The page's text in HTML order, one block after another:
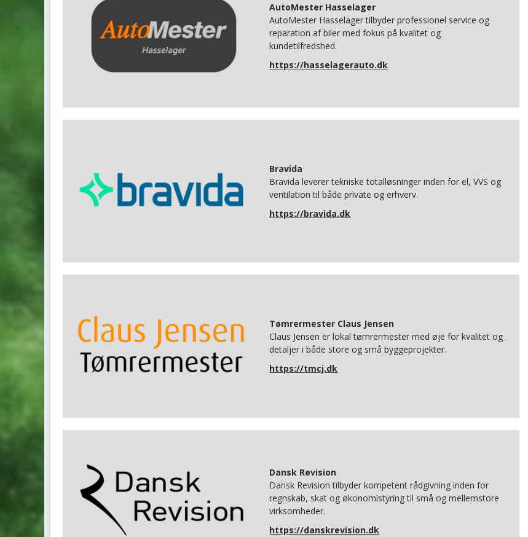
AutoMester Hasselager
AutoMester Hasselager tilbyder professionel service og
reparation af biler med fokus på kvalitet og
kundetilfredshed.
https://hasselagerauto.dk
Bravida
Bravida leverer tekniske totalløsninger inden for el, VVS og
ventilation til både private og erhverv.
https://bravida.dk
Tømrermester Claus Jensen
Claus Jensen er lokal tømrermester med øje for kvalitet og
detaljer i både store og små byggeprojekter.
https://tmcj.dk
Dansk Revision
Dansk Revision tilbyder kompetent rådgivning inden for
regnskab, skat og økonomistyring til små og mellemstore
virksomheder.
https://danskrevision.dk